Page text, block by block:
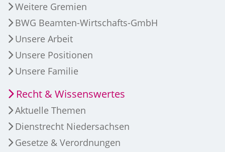
Weitere Gremien
BWG Beamten-Wirtschafts-GmbH
Unsere Arbeit
Unsere Positionen
Unsere Familie
Recht & Wissenswertes
Aktuelle Themen
Dienstrecht Niedersachsen
Gesetze & Verordnungen